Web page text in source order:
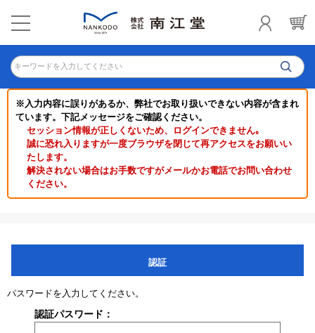
キーワードを入力してください
※入力内容に誤りがあるか、弊社でお取り扱いできない内容が含まれ
ています。下記メッセージをご確認ください。
セッション情報が正しくないため、ログインできません｡
誠に恐れ入りますが一度ブラウザを閉じて再アクセスをお願いい
たします。
解決されない場合はお手数ですがメールかお電話でお問い合わせ
ください。
認証
パスワードを入力してください。
認証パスワード：